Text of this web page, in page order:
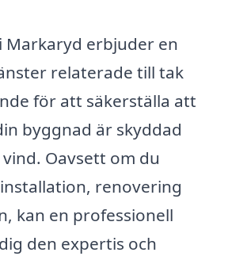
Markaryd erbjuder en
relaterade till tak
för att säkerställa att
byggnad är skyddad
Oavsett om du
renovering
kan en professionell
den expertis och